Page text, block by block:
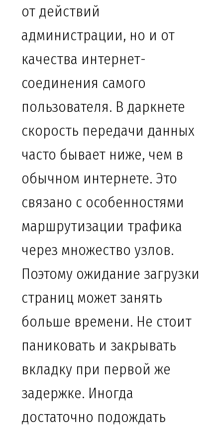
от действий
администрации, но и от
качества интернет-
соединения самого
пользователя. В даркнете
скорость передачи данных
часто бывает ниже, чем в
обычном интернете. Это
связано с особенностями
маршрутизации трафика
через множество узлов.
Поэтому ожидание загрузки
страниц может занять
больше времени. Не стоит
паниковать и закрывать
вкладку при первой же
задержке. Иногда
достаточно подождать